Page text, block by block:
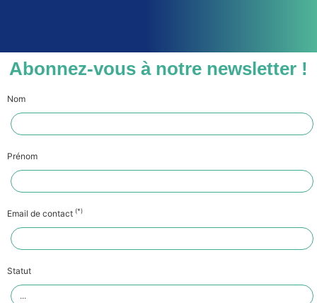
Abonnez-vous à notre newsletter !
Nom
Prénom
Email de contact (*)
Statut